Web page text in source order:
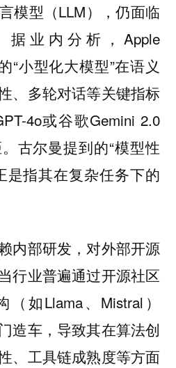
模型（LLM），仍面临
据业内分析，Apple
“小型化大模型”在语义
、多轮对话等关键指标
4o或谷歌Gemini 2.0
古尔曼提到的“模型性
是指其在复杂任务下的
内部研发，对外部开源
行业普遍通过开源社区
如Llama、Mistral）
造车，导致其在算法创
、工具链成熟度等方面